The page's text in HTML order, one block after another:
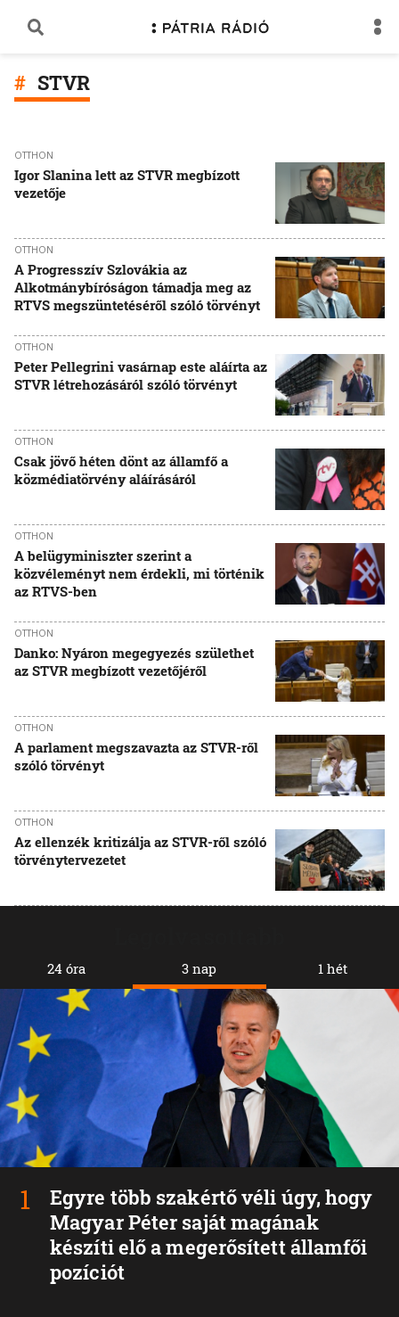
STVR
OTTHON
Igor Slanina lett az STVR megbízott
vezetője
OTTHON
A Progresszív Szlovákia az
Alkotmánybíróságon támadja meg az
RTVS megszüntetéséről szóló törvényt
OTTHON
Peter Pellegrini vasárnap este aláírta az
STVR létrehozásáról szóló törvényt
OTTHON
Csak jövő héten dönt az államfő a
közmédiatörvény aláírásáról
OTTHON
A belügyminiszter szerint a
közvéleményt nem érdekli, mi történik
az RTVS-ben
OTTHON
Danko: Nyáron megegyezés születhet
az STVR megbízott vezetőjéről
OTTHON
A parlament megszavazta az STVR-ről
szóló törvényt
OTTHON
Az ellenzék kritizálja az STVR-ről szóló
törvénytervezetet
24 óra 3 nap
Egyre több szakértő véli úgy, hogy
Magyar Péter saját magának
készíti elő a megerősített államfői
pozíciót
1 hét